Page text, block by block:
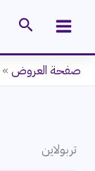
البحث
صفحة العروض »
تربولاين